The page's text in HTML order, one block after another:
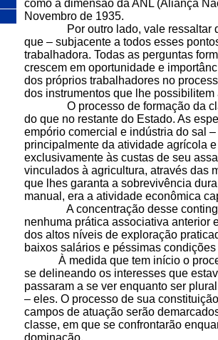
como a dimensão da ANL (Aliança
Novembro de 1935.
Por outro lado, vale ressaltar que
que – subjacente a todos esses
trabalhadora. Todas as perguntas
crescem em oportunidade e
dos próprios trabalhadores no
dos instrumentos que lhe
O processo de formação da
do que no restante do Estado. As
empório comercial e indústria do sal
principalmente da atividade agrícola
exclusivamente às custas de seu
vinculados à agricultura, através das
que lhes garanta a sobrevivência
manual, era a atividade econômica
A concentração desse
nenhuma prática associativa anterior
dos altos níveis de exploração
baixos salários e péssimas
À medida que tem início o
se delineando os interesses que
passaram a se ver enquanto ser
– eles. O processo de sua
campos de atuação serão
classe, em que se confrontarão
dominação.